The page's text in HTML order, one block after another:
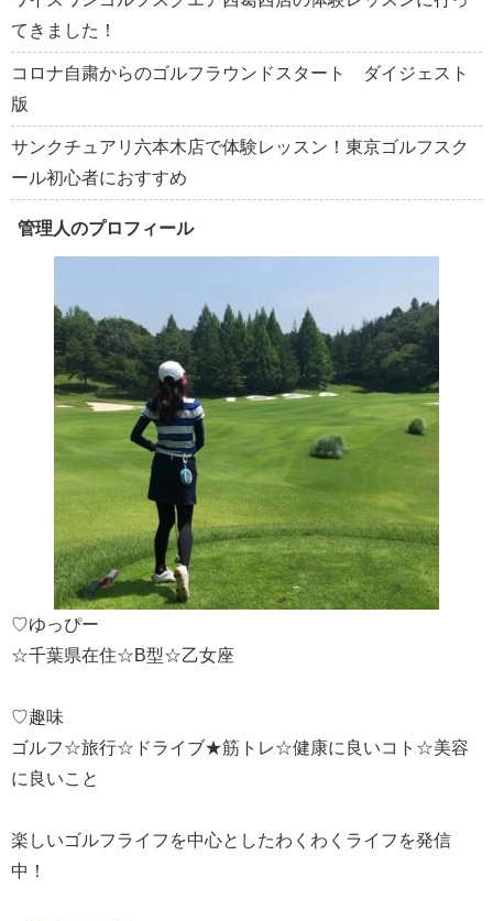
てきました！
コロナ自粛からのゴルフラウンドスタート ダイジェスト
版
サンクチュアリ六本木店で体験レッスン！東京ゴルフスク
ール初心者におすすめ
管理人のプロフィール
♡ゆっぴー
☆千葉県在住☆B型☆乙女座
♡趣味
ゴルフ☆旅行☆ドライブ★筋トレ☆健康に良いコト☆美容
に良いこと
楽しいゴルフライフを中心としたわくわくライフを発信
中！